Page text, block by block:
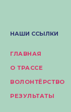
НАШИ ССЫЛКИ
ГЛАВНАЯ
О ТРАССЕ
ВОЛОНТЁРСТВО
РЕЗУЛЬТАТЫ